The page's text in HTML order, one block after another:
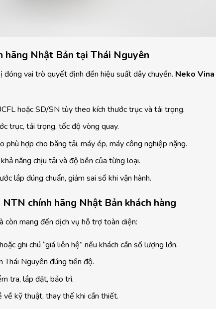
Nhật Bản tại Thái Nguyên
vai trò quyết định đến hiệu suất dây chuyền. Neko Vina
hoặc SD/SN tùy theo kích thước trục và tải trọng.
trục, tải trọng, tốc độ vòng quay.
phù hợp cho băng tải, máy ép, máy công nghiệp nặng.
năng chịu tải và độ bền của từng loại.
lắp đúng chuẩn, giảm sai số khi vận hành.
chính hãng Nhật Bản khách hàng
còn mang đến dịch vụ hỗ trợ toàn diện:
ghi chú “giá liên hệ” nếu khách cần số lượng lớn.
Thái Nguyên đúng tiến độ.
tra, lắp đặt, bảo trì.
về kỹ thuật, thay thế khi cần thiết.